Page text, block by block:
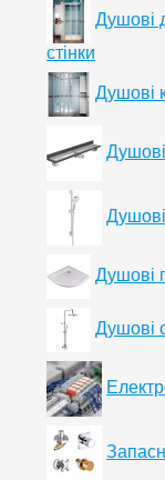
Душові
стінки
Душові
Душові
Душові